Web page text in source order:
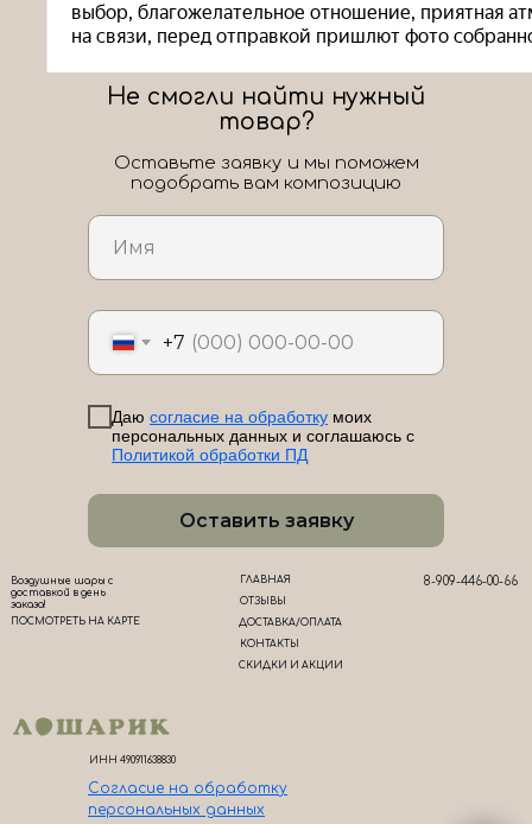
ЛоШАРик на карте Новороссийска — Яндекс Карты
+7
Даю согласие на обработку моих
персональных данных и соглашаюсь с
Политикой обработки ПД
Оставить заявку
Не смогли найти нужный
товар?
Оставьте заявку и мы поможем
подобрать вам композицию
ОТЗЫВЫ
ГЛАВНАЯ
ДОСТАВКА/ОПЛАТА
СКИДКИ И АКЦИИ
КОНТАКТЫ
8-909-446-00-66
Воздушные шары с
доставкой в день
заказа!
ПОСМОТРЕТЬ НА КАРТЕ
ИНН 490911638830
Согласие на обработку
персональных данных